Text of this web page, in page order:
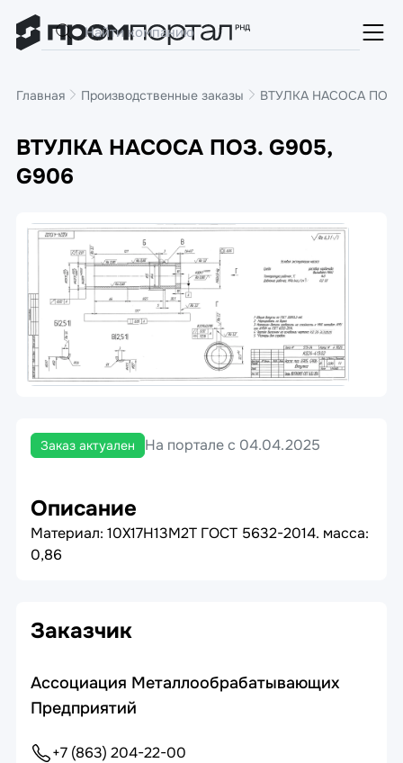
Главная Производственные заказы ВТУЛКА НАСОСА ПОЗ.
ВТУЛКА НАСОСА ПОЗ. G905,
G906
Заказ актуален На портале с 04.04.2025
Описание
Материал: 10Х17Н13М2Т ГОСТ 5632-2014. масса:
0,86
Заказчик
Ассоциация Металлообрабатывающих
Предприятий
+7 (863) 204-22-00